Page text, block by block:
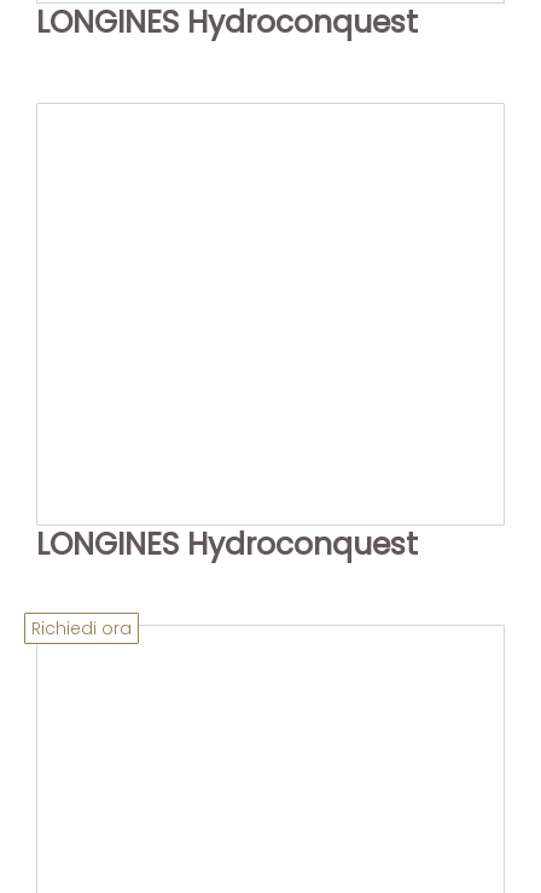
LONGINES Hydroconquest
LONGINES Hydroconquest
Richiedi ora